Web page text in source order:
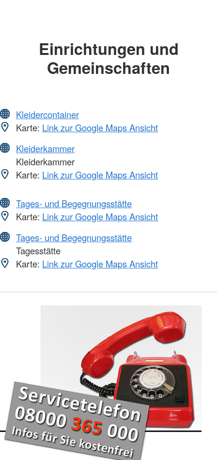
Einrichtungen und
Gemeinschaften
Kleidercontainer
Karte: Link zur Google Maps Ansicht
Kleiderkammer
Kleiderkammer
Karte: Link zur Google Maps Ansicht
Tages- und Begegnungsstätte
Karte: Link zur Google Maps Ansicht
Tages- und Begegnungsstätte
Tagesstätte
Karte: Link zur Google Maps Ansicht